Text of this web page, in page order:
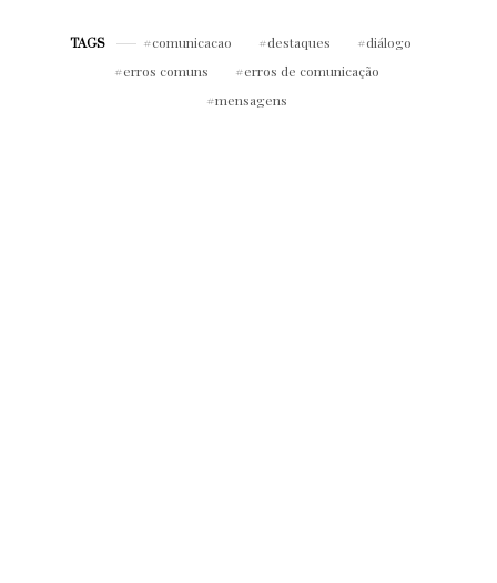
TAGS comunicacao destaques
diálogo
erros comuns
erros de comunicação
mensagens